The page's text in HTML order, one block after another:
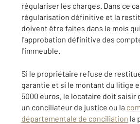
régulariser les charges. Dans ce
régularisation définitive et la
doivent être faites dans le mois
l'approbation définitive des
l'immeuble.
Si le propriétaire refuse de
garantie et si le montant du litige
5000 euros, le locataire doit saisir
un conciliateur de justice ou la
départementale de conciliation la